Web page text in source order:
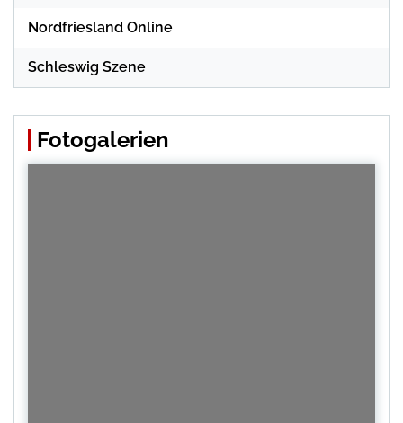
Nordfriesland Online
Schleswig Szene
Fotogalerien